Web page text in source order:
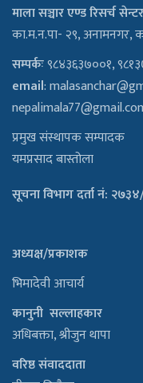
माला सञ्चार एण्ड रिसर्च
का.म.न.पा- २९, अनामनगर,
सम्पर्कः९८४३६३७००१,
email:
प्रमुख संस्थापक सम्पादक
यमप्रसाद बास्तोला
सूचना विभाग दर्ता नं:
अध्यक्ष/प्रकाशक
भिमादेवी आचार्य
कानुनी सल्लाहकार
अधिबक्ता, श्रीजुन थापा
वरिष्ठ संवाददाता